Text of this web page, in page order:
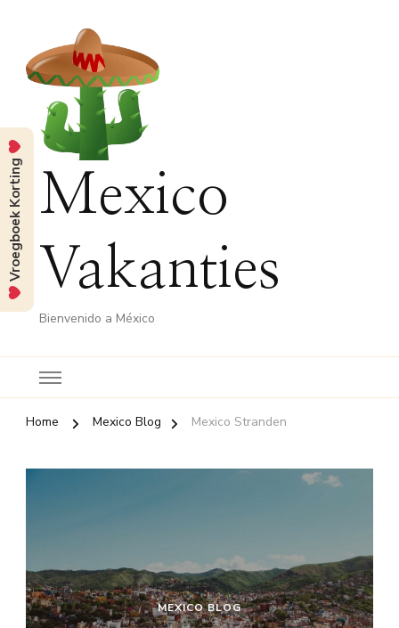
Mexico
Vakanties
Bienvenido a México
Home Mexico Blog Mexico Stranden
MEXICO BLOG
Vroegboek Korting